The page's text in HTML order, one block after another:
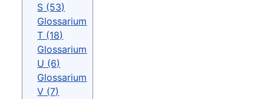
S (53)
Glossarium
T (18)
Glossarium
U (6)
Glossarium
V (7)